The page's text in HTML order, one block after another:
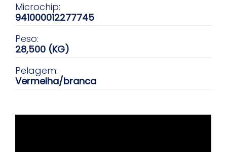
Microchip:
941000012277745
Peso:
28,500 (KG)
Pelagem:
Vermelha/branca